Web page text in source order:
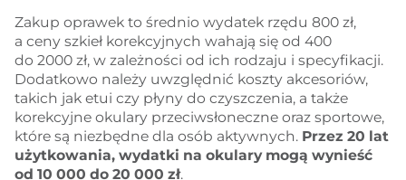
Zakup oprawek to średnio wydatek rzędu 800 zł,
a ceny szkieł korekcyjnych wahają się od 400
do 2000 zł, w zależności od ich rodzaju i specyfikacji.
Dodatkowo należy uwzględnić koszty akcesoriów,
takich jak etui czy płyny do czyszczenia, a także
korekcyjne okulary przeciwsłoneczne oraz sportowe,
które są niezbędne dla osób aktywnych. Przez 20 lat
użytkowania, wydatki na okulary mogą wynieść
od 10 000 do 20 000 zł.